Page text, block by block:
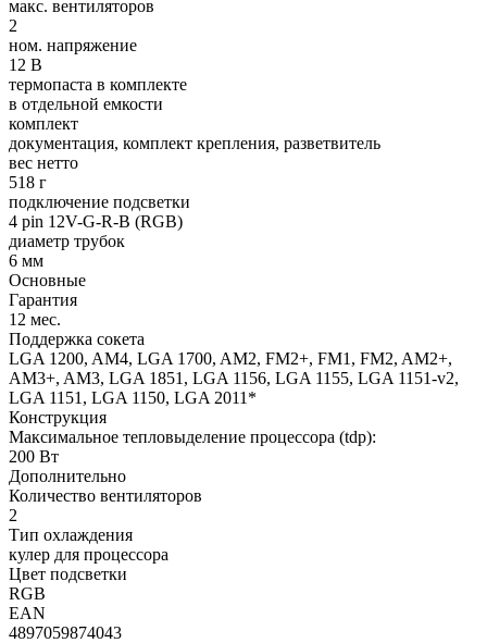
макс. вентиляторов
2
ном. напряжение
12 В
термопаста в комплекте
в отдельной емкости
комплект
документация, комплект крепления, разветвитель
вес нетто
518 г
подключение подсветки
4 pin 12V-G-R-B (RGB)
диаметр трубок
6 мм
Основные
Гарантия
12 мес.
Поддержка сокета
LGA 1200, AM4, LGA 1700, AM2, FM2+, FM1, FM2, AM2+,
AM3+, AM3, LGA 1851, LGA 1156, LGA 1155, LGA 1151-v2,
LGA 1151, LGA 1150, LGA 2011*
Конструкция
Максимальное тепловыделение процессора (tdp):
200 Вт
Дополнительно
Количество вентиляторов
2
Тип охлаждения
кулер для процессора
Цвет подсветки
RGB
EAN
4897059874043